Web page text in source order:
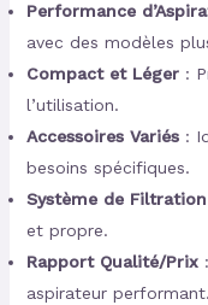
Performance
avec des modèles
Compact et Léger:
l’utilisation.
Accessoires Variés:
besoins spécifiques.
Système de
et propre.
Rapport Qualité/Prix:
aspirateur performant.